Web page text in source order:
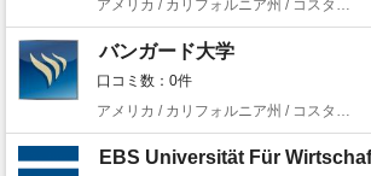
バンガード大学
口コミ数：0件
EBS Universität Für